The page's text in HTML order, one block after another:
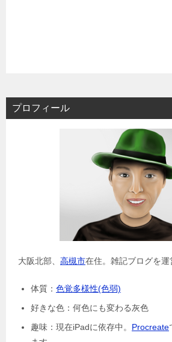
プロフィール
大阪北部、 高槻市在住。雑記ブログを運
体質： 色覚多様性(色弱)
好きな色：何色にも変わる灰色
趣味：現在iPadに依存中。 Procreate